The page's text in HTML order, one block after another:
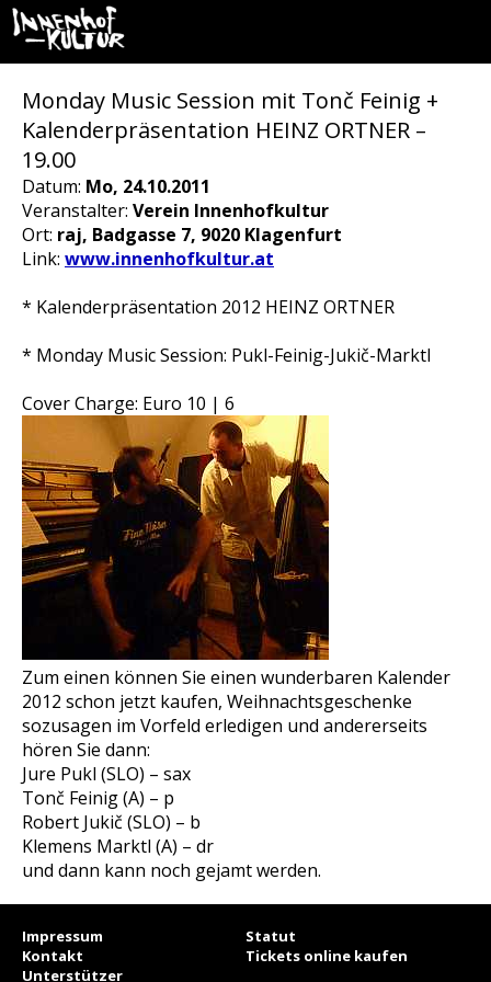
Monday Music Session mit Tonč Feinig +
Kalenderpräsentation HEINZ ORTNER –
19.00
Datum: Mo, 24.10.2011
Veranstalter: Verein Innenhofkultur
Ort: raj, Badgasse 7, 9020 Klagenfurt
Link: www.innenhofkultur.at
* Kalenderpräsentation 2012 HEINZ ORTNER
* Monday Music Session: Pukl-Feinig-Jukič-Marktl
Cover Charge: Euro 10 | 6
Zum einen können Sie einen wunderbaren Kalender
2012 schon jetzt kaufen, Weihnachtsgeschenke
sozusagen im Vorfeld erledigen und andererseits
hören Sie dann:
Jure Pukl (SLO) – sax
Tonč Feinig (A) – p
Robert Jukič (SLO) – b
Klemens Marktl (A) – dr
und dann kann noch gejamt werden.
Impressum
Statut
Kontakt
Tickets online kaufen
Unterstützer